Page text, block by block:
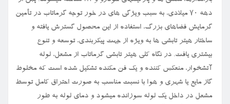
دهه ۷۰ میلادی، به سبب ویژگی های در خور توجه گرماتاب در تأمین
گرمایش فضاهای بزرگ، استفاده از این محصول گسترش یافته و
ساختار هیتر تابشی ها به ویژه از جهت پیکربندی، توسعه و تنوع
بیشتری یافت. در نگاه کلی هیتر تابشی گرماتاب از مشعل، لوله
آتشخوار، منعکس کننده و یک فن مکنده تشکیل شده است که مخلوط
گاز مایع یا شهری و هوا با نسبت مناسب به صورت احتراق کامل توسط
مشعل در داخل یک لوله سوزانده میشود و دمای لوله به طور